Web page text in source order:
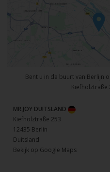
Bent u in de buurt van Berlijn
Kiefholztraße
MR.JOY DUITSLAND
Kiefholztraße 253
12435 Berlin
Duitsland
Bekijk op Google Maps